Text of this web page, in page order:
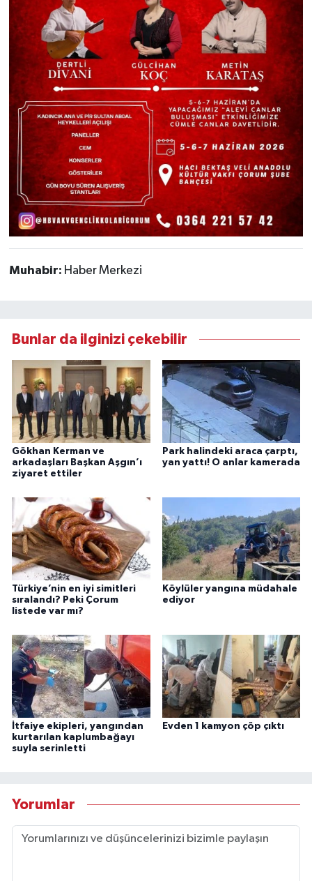
Muhabir: Haber Merkezi
Bunlar da ilginizi çekebilir
Gökhan Kerman ve
arkadaşları Başkan Aşgın’ı
ziyaret ettiler
Park halindeki araca çarptı,
yan yattı! O anlar kamerada
Türkiye’nin en iyi simitleri
sıralandı? Peki Çorum
listede var mı?
Köylüler yangına müdahale
ediyor
İtfaiye ekipleri, yangından
kurtarılan kaplumbağayı
suyla serinletti
Evden 1 kamyon çöp çıktı
Yorumlar